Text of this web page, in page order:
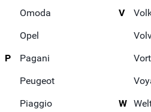
Omoda
Opel
P
Pagani
Peugeot
Piaggio
V
W